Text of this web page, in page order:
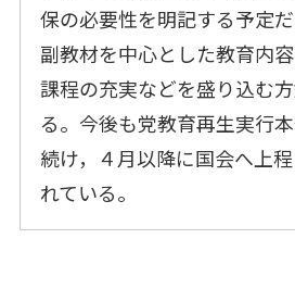
保の必要性を明記する予定だ
副教材を中心とした教育内
課程の充実などを盛り込む
る。今後も党教育再生実行
続け，４月以降に国会へ上
れている。